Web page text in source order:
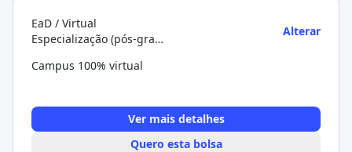
EaD / Virtual
Especialização (pós-graduação)
Alterar
Campus 100% virtual
Ver mais detalhes
Quero esta bolsa